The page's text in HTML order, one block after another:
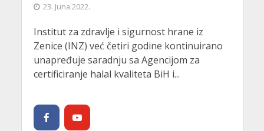
23. Juna 2022.
Institut za zdravlje i sigurnost hrane iz
Zenice (INZ) već četiri godine kontinuirano
unapređuje saradnju sa Agencijom za
certificiranje halal kvaliteta BiH i...